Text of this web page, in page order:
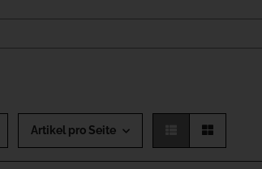
Artikel pro Seite